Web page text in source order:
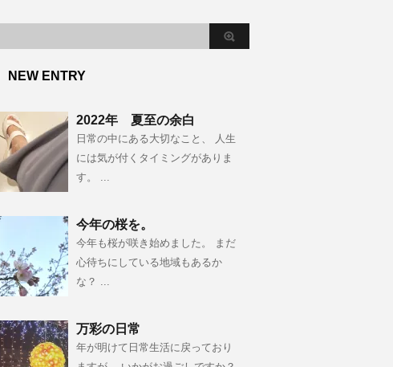
NEW ENTRY
2022年 夏至の余白
日常の中にある大切なこと、 人生
には気が付くタイミングがありま
す。 ...
今年の桜を。
今年も桜が咲き始めました。 まだ
心待ちにしている地域もあるか
な？ ...
万彩の日常
年が明けて日常生活に戻っており